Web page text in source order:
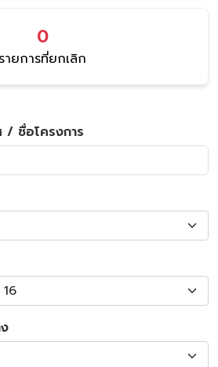
0
รายการที่ยกเลิก
/ ชื่อโครงการ